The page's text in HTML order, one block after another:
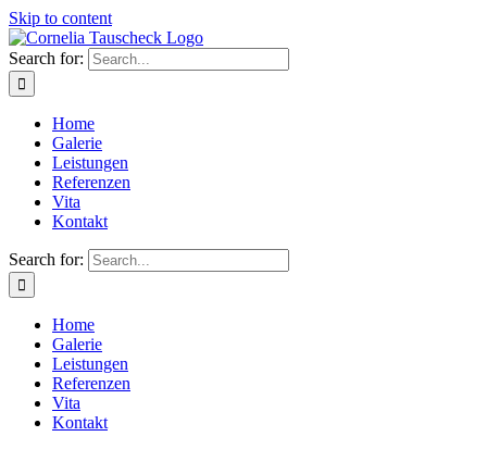
Skip to content
Search for:
Home
Galerie
Leistungen
Referenzen
Vita
Kontakt
Search for:
Home
Galerie
Leistungen
Referenzen
Vita
Kontakt